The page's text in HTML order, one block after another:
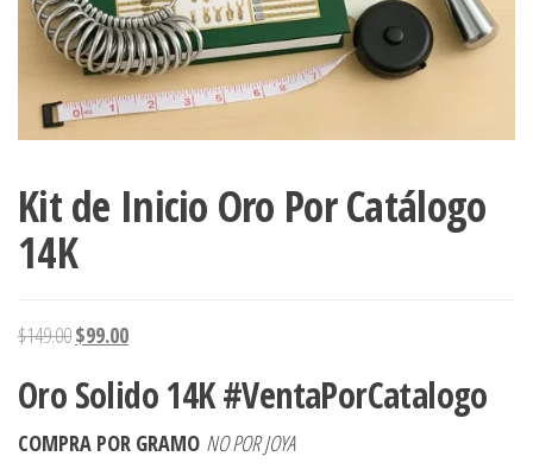
Kit de Inicio Oro Por Catálogo
14K
$149.00Original price was: $149.00.
$99.00Current price is: $99.00.
Oro Solido 14K #VentaPorCatalogo
COMPRA POR GRAMO NO POR JOYA